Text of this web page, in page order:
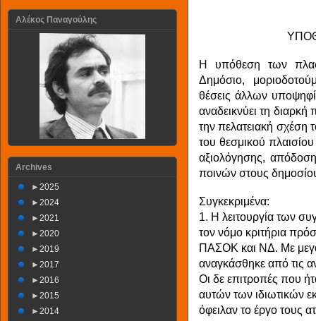
Η υπόθεση των
Δημόσιο,
θέσεις άλλων
αναδεικνύει τη
την πελατειακή σχέση
του θεσμικού
αξιολόγησης,
ποινών στους
Συγκεκριμένα:
1. Η λειτουργία των
τον νόμο κριτήρια
ΠΑΣΟΚ και ΝΔ. Με
αναγκάσθηκε από τις
Οι δε επιτροπές που
αυτών των ιδιωτικών
όφειλαν το έργο τους
Αλέκος Παναγούλης
Archives
► 2025
► 2024
► 2021
► 2020
► 2019
► 2017
► 2016
► 2015
► 2014